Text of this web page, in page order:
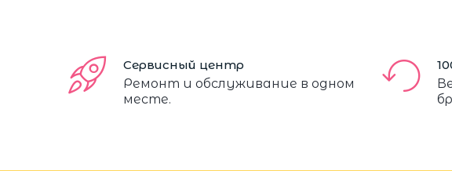
Сервисный центр
Ремонт и обслуживание в одном
месте.